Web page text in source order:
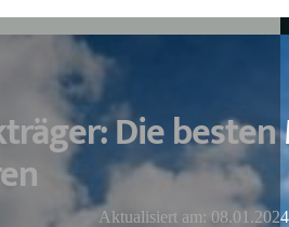
Die
Aktualisiert am: 08.01.2024